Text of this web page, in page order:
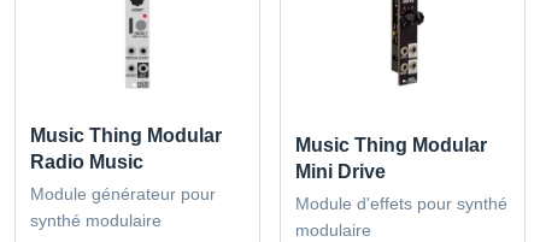
Music Thing Modular
Radio Music
Module générateur pour
synthé modulaire
Music Thing Modular
Mini Drive
Module d'effets pour synthé
modulaire